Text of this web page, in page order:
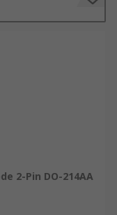
2-Pin DO-214AA